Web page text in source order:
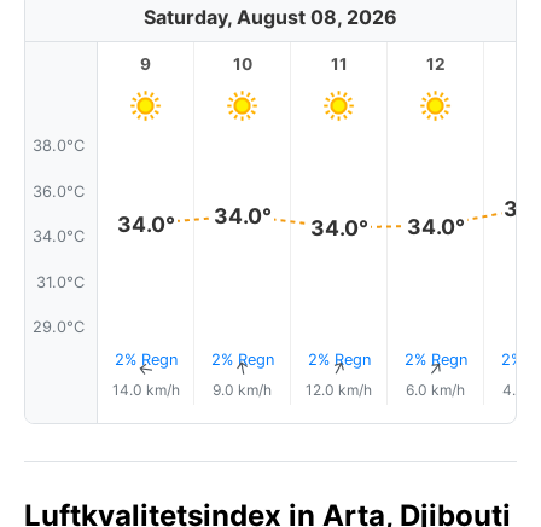
Saturday, August 08, 2026
38.0°C
36.0°C
34.0°C
31.0°C
29.0°C
9
34.0°
2% Regn
↑
14.0 km/h
10
34.0°
2% Regn
↑
9.0 km/h
11
34.0°
2% Regn
↑
12.0 km/h
12
34.0°
2% Regn
↑
6.0 km/h
2%
4.0
Luftkvalitetsindex in Arta, Djibouti